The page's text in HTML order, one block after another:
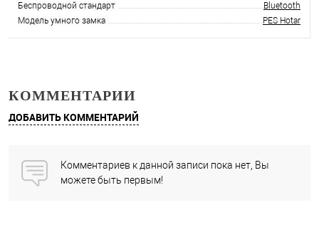
Беспроводной стандарт
Bluetooth
Модель умного замка
PES Hotar
КОММЕНТАРИИ
ДОБАВИТЬ КОММЕНТАРИЙ
Комментариев к данной записи пока нет, Вы
можете быть первым!